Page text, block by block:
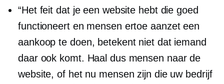
“Het feit dat je een website hebt die goed
functioneert en mensen ertoe aanzet een
aankoop te doen, betekent niet dat iemand
daar ook komt. Haal dus mensen naar de
website, of het nu mensen zijn die uw bedrijf